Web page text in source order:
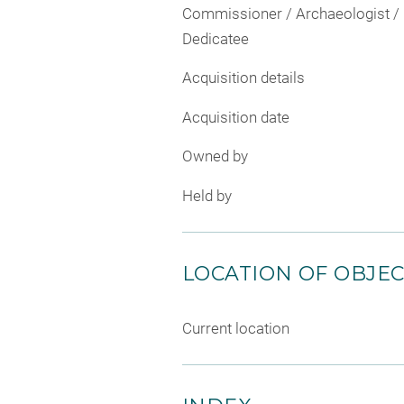
Commissioner / Archaeologist /
Dedicatee
Acquisition details
Acquisition date
Owned by
Held by
LOCATION OF
Current location